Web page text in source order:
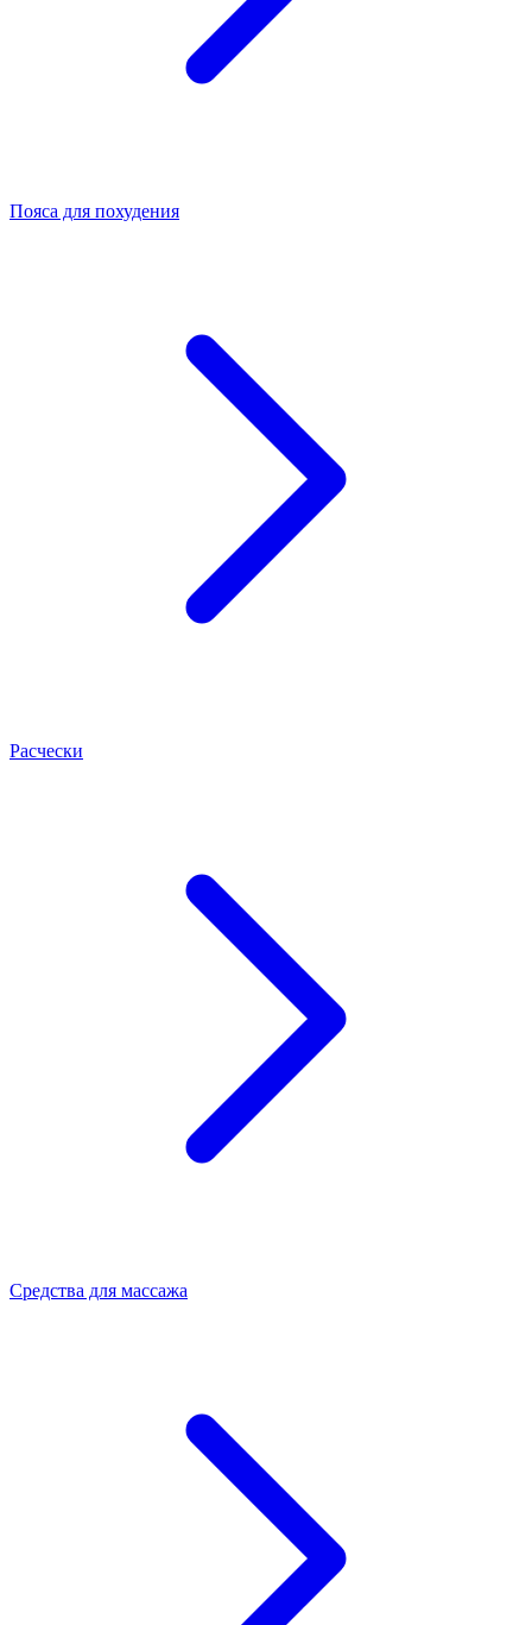
Пояса для похудения
Расчески
Средства для массажа